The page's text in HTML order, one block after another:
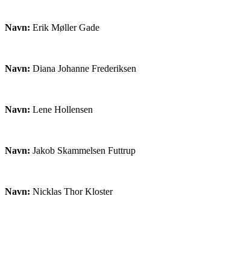
Navn: Erik Møller Gade
Navn: Diana Johanne Frederiksen
Navn: Lene Hollensen
Navn: Jakob Skammelsen Futtrup
Navn: Nicklas Thor Kloster